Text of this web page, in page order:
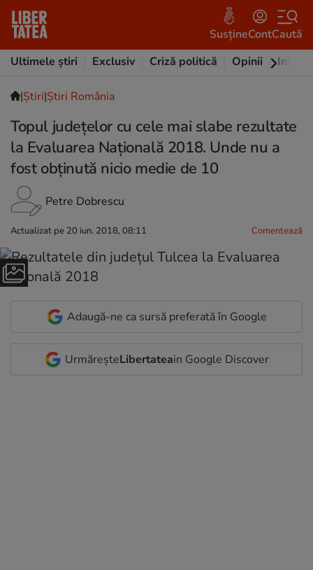
SusțineContCaută
Ultimele știri
Exclusiv Criză politică Opinii
|Ştiri|Știri România
Topul județelor cu cele mai slabe rezultate
la Evaluarea Națională 2018. Unde nu a
fost obținută nicio medie de 10
Petre Dobrescu
Actualizat pe 20 iun. 2018, 08:11 Comentează
Adaugă-ne ca sursă preferată în Google
UrmăreșteLibertateain Google Discover